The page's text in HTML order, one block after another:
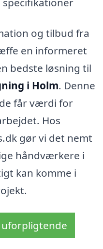
og tilbud fra
en informeret
bedste løsning til
i Holm. Denne
får værdi for
Hos
gør vi det nemt
håndværkere i
kan komme i
uforpligtende